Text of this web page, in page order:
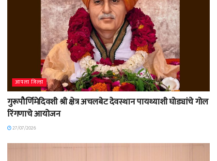
आपला जिल्हा
गुरूपौर्णिमेदिवशी श्री क्षेत्र अचलबेट देवस्थान पायथ्याशी घोड्यांचे गोल
रिंगणाचे आयोजन
27/07/2026